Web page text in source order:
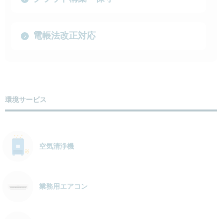
電帳法改正対応
環境サービス
空気清浄機
業務用エアコン